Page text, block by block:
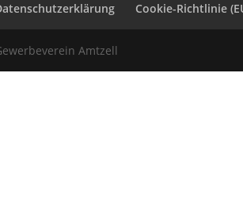
Cookie-Richtlinie
Amtzell